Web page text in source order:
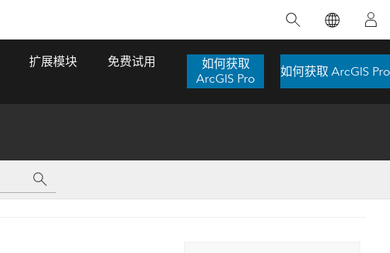
伴产品和开发
更新
数字孪生体
推荐书籍
扩展模块 免费试用
如何获取
ArcGIS Pro
如何获取 ArcGIS Pro